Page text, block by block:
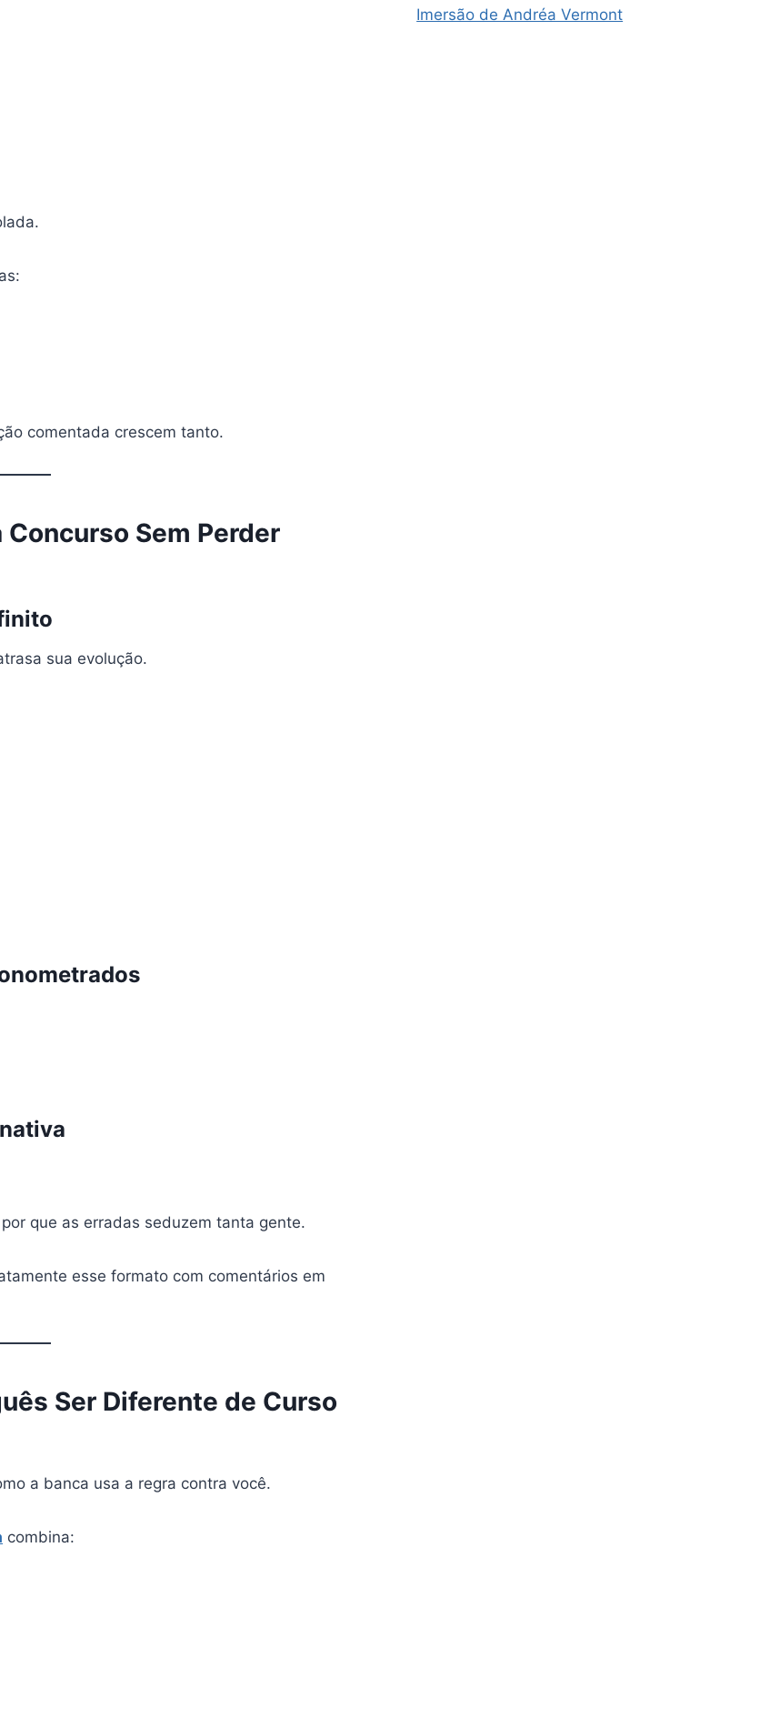
comentada crescem tanto.
Sem Perder
sua evolução.
que as erradas seduzem tanta gente.
esse formato com comentários em
Ser Diferente de Curso
a banca usa a regra contra você.
combina:
Imersão de Andréa Vermont